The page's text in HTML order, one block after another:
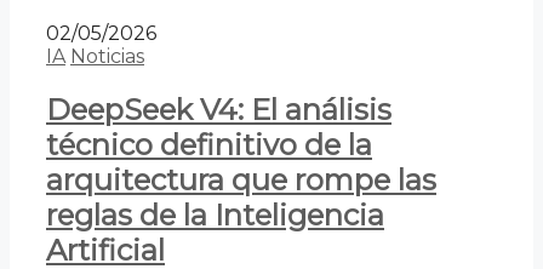
02/05/2026
IA Noticias
DeepSeek V4: El análisis
técnico definitivo de la
arquitectura que rompe las
reglas de la Inteligencia
Artificial